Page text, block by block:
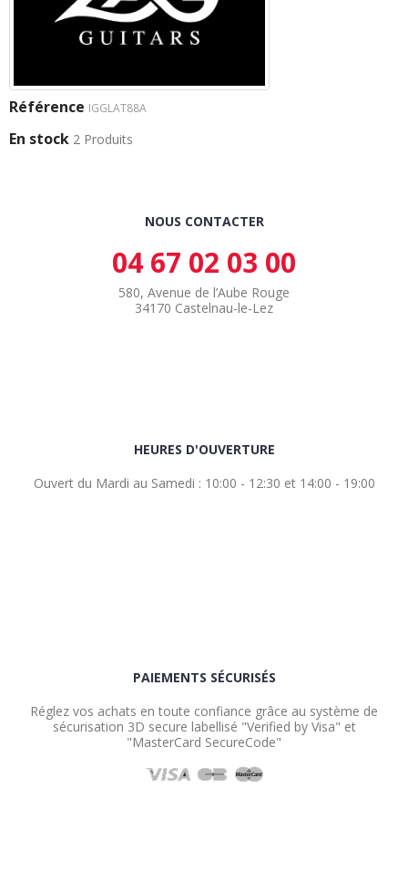
Référence IGGLAT88A
En stock 2 Produits
NOUS CONTACTER
04 67 02 03 00
580, Avenue de l’Aube Rouge
34170 Castelnau-le-Lez
HEURES D'OUVERTURE
Ouvert du Mardi au Samedi : 10:00 - 12:30 et 14:00 - 19:00
PAIEMENTS SÉCURISÉS
Réglez vos achats en toute confiance grâce au système de
sécurisation 3D secure labellisé "Verified by Visa" et
"MasterCard SecureCode"